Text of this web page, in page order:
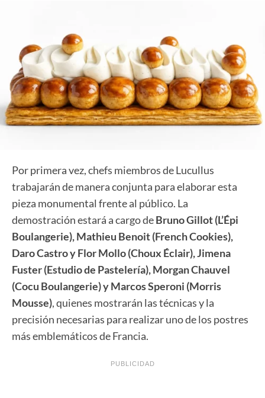
Por primera vez, chefs miembros de Lucullus
trabajarán de manera conjunta para elaborar esta
pieza monumental frente al público. La
demostración estará a cargo deBruno Gillot (L’Épi
Boulangerie), Mathieu Benoit (French Cookies),
Daro Castro y Flor Mollo (Choux Éclair), Jimena
Fuster (Estudio de Pastelería), Morgan Chauvel
(Cocu Boulangerie) y Marcos Speroni (Morris
Mousse), quienes mostrarán las técnicas y la
precisión necesarias para realizar uno de los postres
más emblemáticos de Francia.
PUBLICIDAD